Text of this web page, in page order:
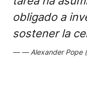
obligado a
sostener la
Alexander Pope